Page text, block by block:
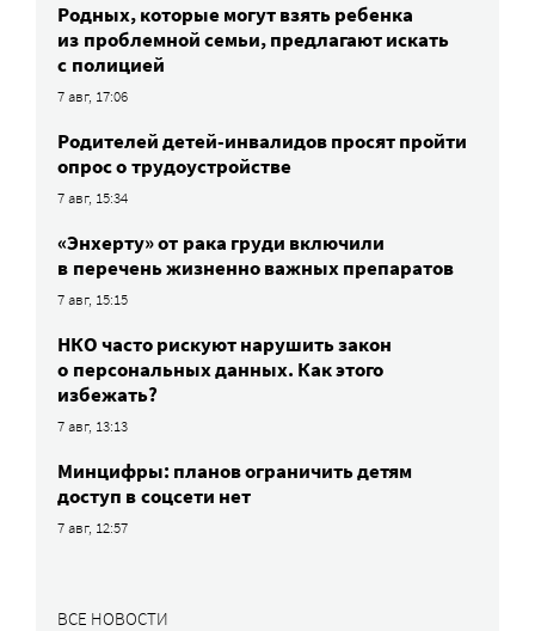
Родных, которые могут взять ребенка
из проблемной семьи, предлагают искать
с полицией
7 авг, 17:06
Родителей детей-инвалидов просят пройти
опрос о трудоустройстве
7 авг, 15:34
«Энхерту» от рака груди включили
в перечень жизненно важных препаратов
7 авг, 15:15
НКО часто рискуют нарушить закон
о персональных данных. Как этого
избежать?
7 авг, 13:13
Минцифры: планов ограничить детям
доступ в соцсети нет
7 авг, 12:57
ВСЕ НОВОСТИ